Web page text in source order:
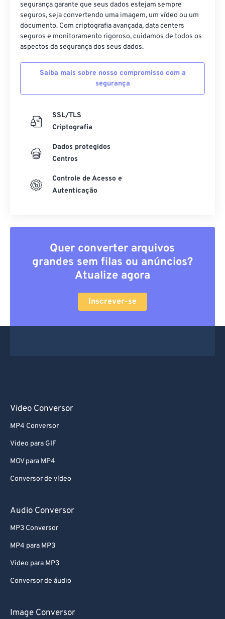
segurança garante que seus dados estejam sempre
seguros, seja convertendo uma imagem, um vídeo ou um
documento. Com criptografia avançada, data centers
seguros e monitoramento rigoroso, cuidamos de todos os
aspectos da segurança dos seus dados.
Saiba mais sobre nosso compromisso com a
segurança
SSL/TLS
Criptografia
Dados protegidos
Centros
Controle de Acesso e
Autenticação
Quer converter arquivos
grandes sem filas ou anúncios?
Atualize agora
Inscrever-se
Video Conversor
MP4 Conversor
Video para GIF
MOV para MP4
Conversor de vídeo
Audio Conversor
MP3 Conversor
MP4 para MP3
Video para MP3
Conversor de áudio
Image Conversor